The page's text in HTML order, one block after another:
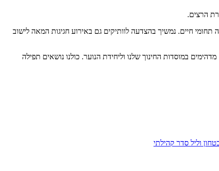
הרצים.
בשבעה תחומי חיים. נמשיך בהצדעה לוותיקים גם באירוע חגיגות המאה לישוב
במוסדות החינוך שלנו וליחידת הנוער. כולנו נושאים תפילה
וליל סדר קהילתי